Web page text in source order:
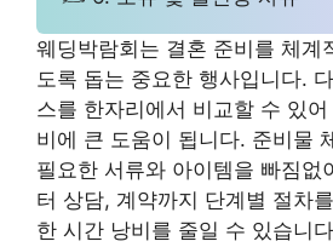
웨딩박람회는 결혼 준비를 체계
도록 돕는 중요한 행사입니다.
스를 한자리에서 비교할 수 있
비에 큰 도움이 됩니다. 준비물
필요한 서류와 아이템을 빠짐없
터 상담, 계약까지 단계별 절차
한 시간 낭비를 줄일 수 있습니